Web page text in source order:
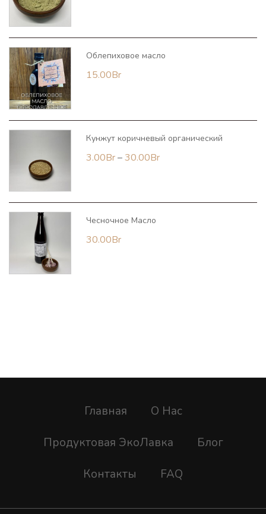
–
10.00Br
Облепиховое масло
15.00Br
Кунжут коричневый органический
3.00Br – 30.00BrДиапазон
–
Чесночное Масло
30.00Br
Главная О Нас
Продуктовая ЭкоЛавка Блог
Контакты FAQ